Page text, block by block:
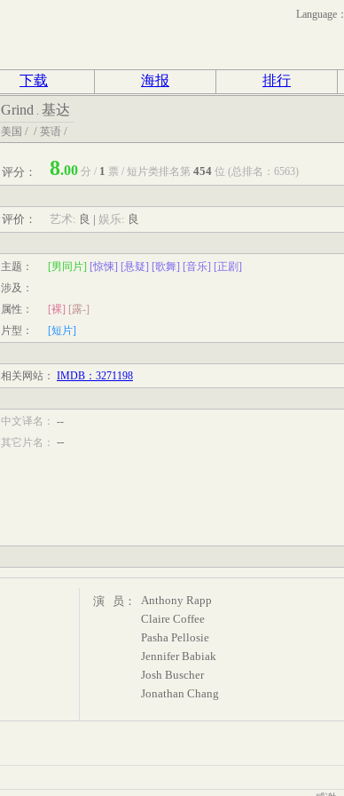
Language：
下载 海报 排行
Grind. 基达
美国 / / 英语/
评分： 8.00 分 / 1 票 / 短片类排名第 454 位 (总排名：6563)
评价： 艺术: 良 | 娱乐: 良
主题：
[男同片] [惊悚] [悬疑] [歌舞] [音乐] [正剧]
涉及：
属性：
[裸] [露-]
片型：
[短片]
相关网站： IMDB：3271198
中文译名： --
其它片名： --
演 员：
Anthony Rapp
Claire Coffee
Pasha Pellosie
Jennifer Babiak
Josh Buscher
Jonathan Chang